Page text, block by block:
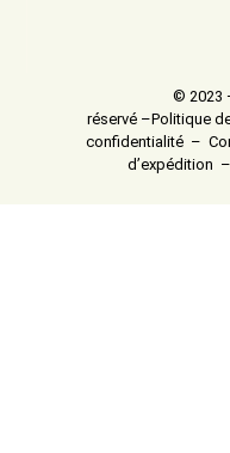
© 2023
réservé –Politique
confidentialité –
d’expédition –